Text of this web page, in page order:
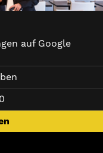
auf Google